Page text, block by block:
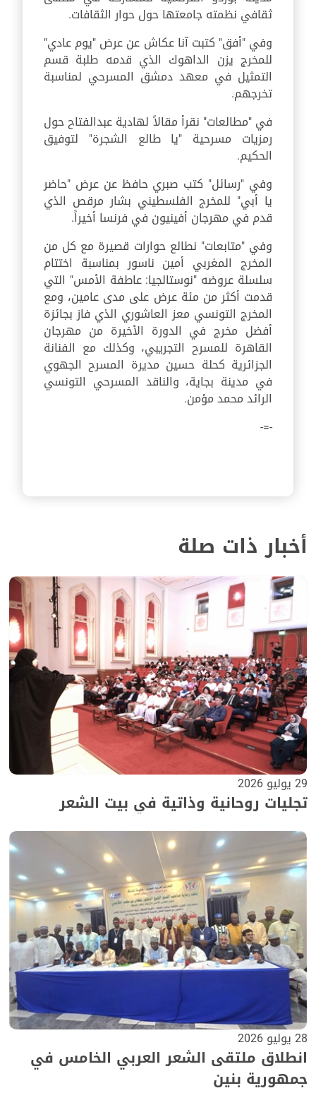
ثقافي نظمته جامعتها حول حوار الثقافات.
وفي "أفق" كتبت آنا عكاش عن عرض "يوم عادي"
للمخرج يزن الداهوك الذي قدمه طلبة قسم
التمثيل في معهد دمشق المسرحي لمناسبة
تخرجهم.
في "مطالعات" نقرأ مقالاً لهادية عبدالفتاح حول
رمزيات مسرحية "يا طالع الشجرة" لتوفيق
الحكيم.
وفي "رسائل" كتب صبري حافظ عن عرض "حاضر
يا أبي" للمخرج الفلسطيني بشار مرقص الذي
قدم في مهرجان أفينيون في فرنسا أخيراً.
وفي "متابعات" نطالع حوارات قصيرة مع كل من
المخرج المغربي أمين ناسور بمناسبة اختتام
سلسلة عروضه "نوستالجيا: عاطفة الأمس" التي
قدمت أكثر من مئة عرض على مدى عامين، ومع
المخرج التونسي معز العاشوري الذي فاز بجائزة
أفضل مخرج في الدورة الأخيرة من مهرجان
القاهرة للمسرح التجريبي، وكذلك مع الفنانة
الجزائرية كحلة حسين مديرة المسرح الجهوي
في مدينة بجاية، والناقد المسرحي التونسي
الرائد محمد مؤمن.
-=-
أخبار ذات صلة
29 يوليو 2026
تجليات روحانية وذاتية في بيت الشعر
28 يوليو 2026
انطلاق ملتقى الشعر العربي الخامس في
جمهورية بنين